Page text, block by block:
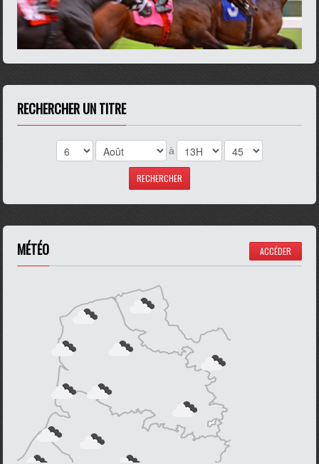
RECHERCHER UN TITRE
à
MÉTÉO ACCÉDER